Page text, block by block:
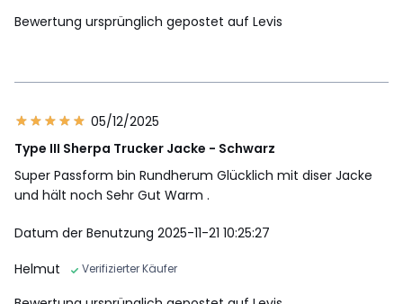
Bewertung ursprünglich gepostet auf Levis
05/12/2025
Type III Sherpa Trucker Jacke - Schwarz
Super Passform bin Rundherum Glücklich mit diser Jacke
und hält noch Sehr Gut Warm .
Datum der Benutzung 2025-11-21 10:25:27
Helmut
Verifizierter Käufer